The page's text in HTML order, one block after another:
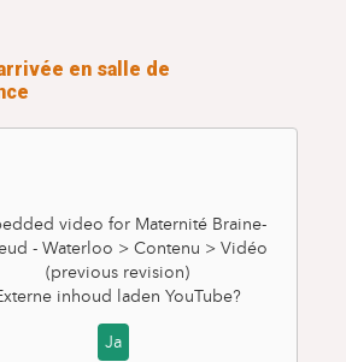
en salle de
video for Maternité Braine-
- Waterloo > Contenu > Vidéo
(previous revision)
inhoud laden YouTube?
Ja